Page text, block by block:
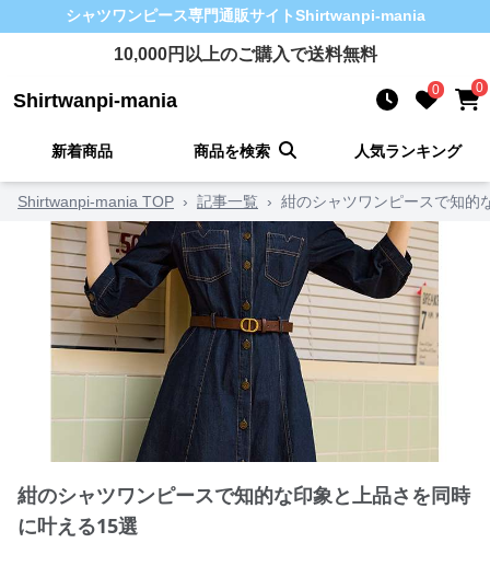
シャツワンピース専門通販サイトShirtwanpi-mania
10,000円以上のご購入で送料無料
Shirtwanpi-mania 0 0
新着商品 商品を検索 人気ランキング
Shirtwanpi-mania TOP › 記事一覧 › 紺のシャツワンピースで知的
紺のシャツワンピースで知的な印象と上品さを同時
に叶える15選